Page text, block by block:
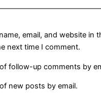
email, and website in
next time I comment.
follow-up comments by
new posts by email.